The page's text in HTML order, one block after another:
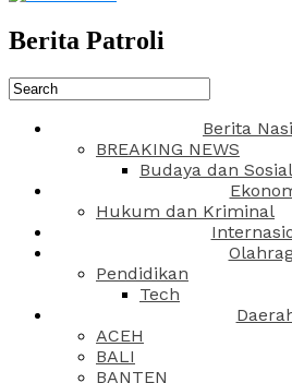
Berita Patroli
Berita
BREAKING NEWS
Budaya dan Sosial
Hukum dan Kriminal
Pendidikan
Tech
ACEH
BALI
BANTEN